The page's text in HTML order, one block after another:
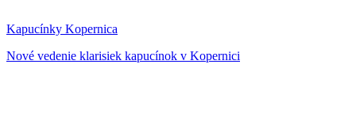
Kapucínky Kopernica
Nové vedenie klarisiek kapucínok v Kopernici